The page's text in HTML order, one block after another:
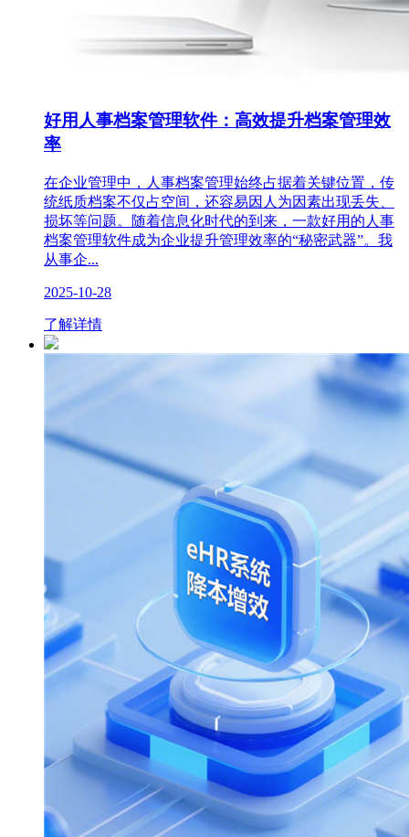
好用人事档案管理软件：高效提升档案管理效
率
在企业管理中，人事档案管理始终占据着关键位置，传
统纸质档案不仅占空间，还容易因人为因素出现丢失、
损坏等问题。随着信息化时代的到来，一款好用的人事
档案管理软件成为企业提升管理效率的“秘密武器”。我
从事企...
2025-10-28
了解详情